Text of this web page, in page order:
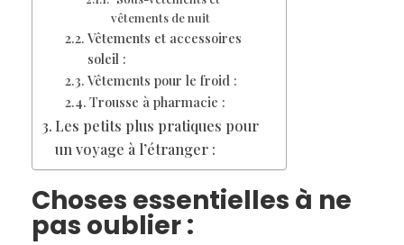
vêtements de nuit
Vêtements et accessoires
soleil :
Vêtements pour le froid :
Trousse à pharmacie :
Les petits plus pratiques pour
un voyage à l’étranger :
Choses essentielles à ne
pas oublier :